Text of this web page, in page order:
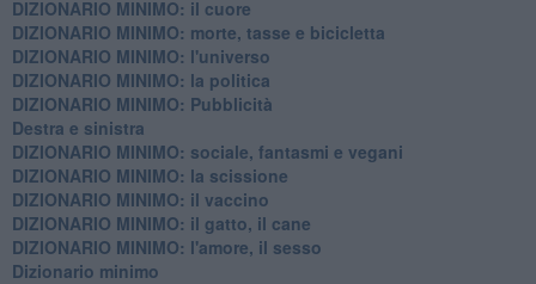
DIZIONARIO MINIMO: il cuore
DIZIONARIO MINIMO: morte, tasse e bicicletta
DIZIONARIO MINIMO: l'universo
DIZIONARIO MINIMO: la politica
DIZIONARIO MINIMO: Pubblicità
Destra e sinistra
DIZIONARIO MINIMO: sociale, fantasmi e vegani
DIZIONARIO MINIMO: la scissione
DIZIONARIO MINIMO: il vaccino
DIZIONARIO MINIMO: il gatto, il cane
DIZIONARIO MINIMO: l'amore, il sesso
Dizionario minimo